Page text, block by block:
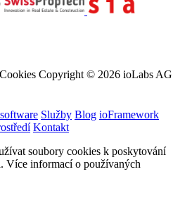
Cookies Copyright © 2026 ioLabs AG
Služby Blog ioFramework
Kontakt
soubory cookies k poskytování
Více informací o používaných